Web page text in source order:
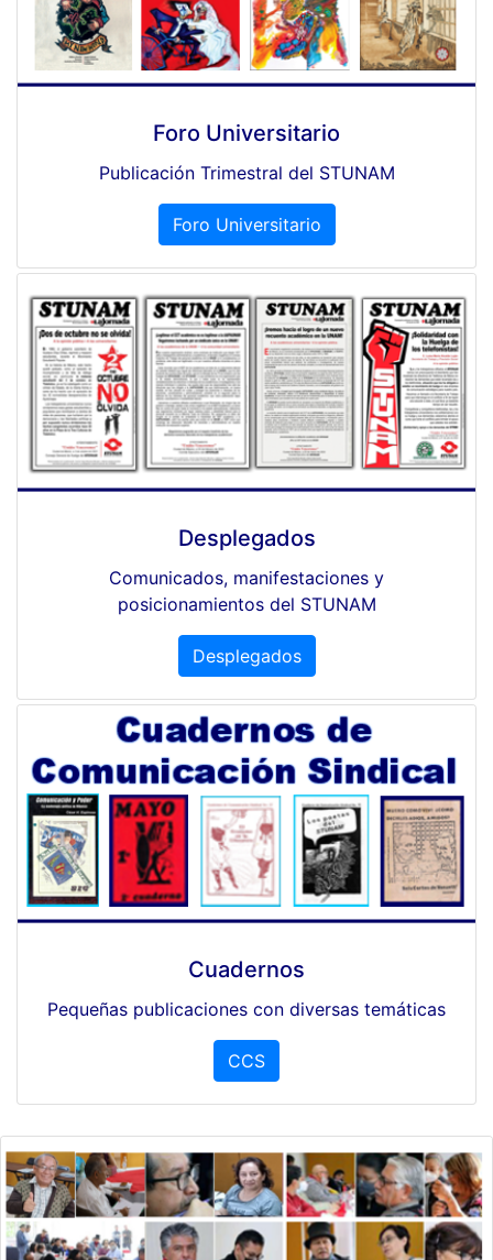
Foro Universitario
Publicación Trimestral del STUNAM
Foro Universitario
Desplegados
Comunicados, manifestaciones y
posicionamientos del STUNAM
Desplegados
Cuadernos
Pequeñas publicaciones con diversas temáticas
CCS